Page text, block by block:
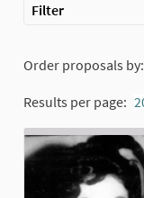
Filter
Order proposals by:
Results per page: